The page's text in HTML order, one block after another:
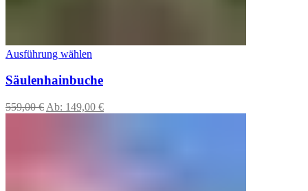
Ausführung wählen
Säulenhainbuche
559,00€ Ab: 149,00 €